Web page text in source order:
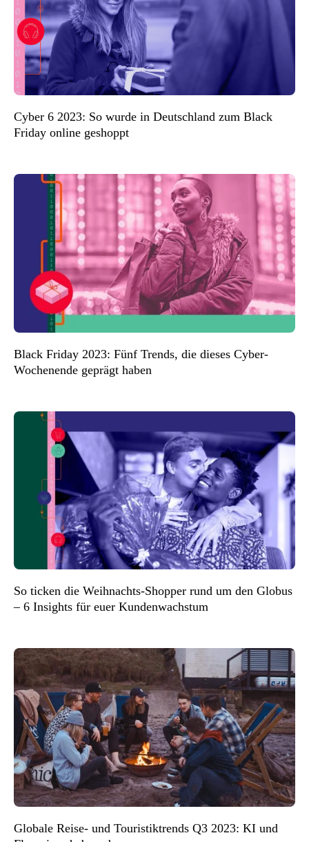
Cyber 6 2023: So wurde in Deutschland zum Black
Friday online geshoppt
Black Friday 2023: Fünf Trends, die dieses Cyber-
Wochenende geprägt haben
So ticken die Weihnachts-Shopper rund um den Globus
– 6 Insights für euer Kundenwachstum
Globale Reise- und Touristiktrends Q3 2023: KI und